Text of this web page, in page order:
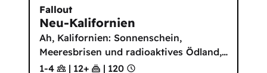
Fallout
Neu-Kalifornien
Ah, Kalifornien: Sonnenschein,
Meeresbrisen und radioaktives Ödland,…
1-4
| 12+ | 120